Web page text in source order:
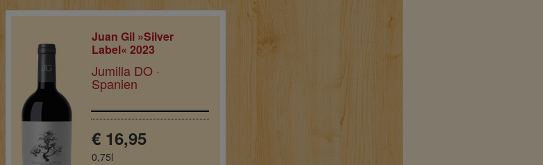
Juan Gil »Silver
Label« 2023
Jumilla DO ·
Spanien
€ 16,95
0,75l